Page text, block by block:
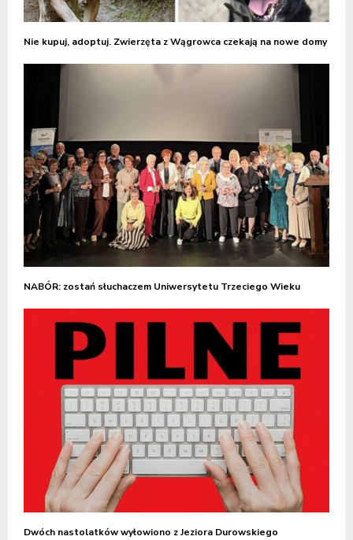
Nie kupuj, adoptuj. Zwierzęta z Wągrowca czekają na nowe domy
NABÓR: zostań słuchaczem Uniwersytetu Trzeciego Wieku
Dwóch nastolatków wyłowiono z Jeziora Durowskiego